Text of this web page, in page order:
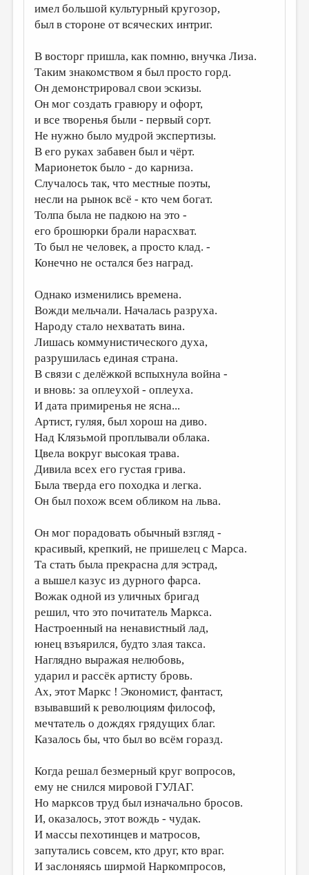
КНИЖНАЯ ПОЛКА
ОБЗОР ЛИТЕРАТУРЫ
СТРАНИЦЫ ПАМЯТИ
ОБЪЯВЛЕНИЯ
РЕДКОЛЛЕГИЯ
ОТ РЕДАКЦИИ
МАЛАЯ ПРОЗА
ЭССЕИСТИКА
ЛИТЕРАТУРОВЕДЕНИЕ
КУЛЬТУРОВЕДЕНИЕ
РЕЦЕНЗИРОВАНИЕ
ЦИКЛЫ ПУБЛИКАЦИЙ
ТРЕДИАКОВСКИЙ
МЕДИА
ВКОНТАКТЕ
имел большой культурный кругозор,
был в стороне от всяческих интриг.
В восторг пришла, как помню, внучка Лиза.
Таким знакомством я был просто горд.
Он демонстрировал свои эскизы.
Он мог создать гравюру и офорт,
и все творенья были - первый сорт.
Не нужно было мудрой экспертизы.
В его руках забавен был и чёрт.
Марионеток было - до карниза.
Случалось так, что местные поэты,
несли на рынок всё - кто чем богат.
Толпа была не падкою на это -
его брошюрки брали нарасхват.
То был не человек, а просто клад. -
Конечно не остался без наград.
Однако изменились времена.
Вожди мельчали. Началась разруха.
Народу стало нехватать вина.
Лишась коммунистического духа,
разрушилась единая страна.
В связи с делёжкой вспыхнула война -
и вновь: за оплеухой - оплеуха.
И дата примиренья не ясна...
Артист, гуляя, был хорош на диво.
Над Клязьмой проплывали облака.
Цвела вокруг высокая трава.
Дивила всех его густая грива.
Была тверда его походка и легка.
Он был похож всем обликом на льва.
Он мог порадовать обычный взгляд -
красивый, крепкий, не пришелец с Марса.
Та стать была прекрасна для эстрад,
а вышел казус из дурного фарса.
Вожак одной из уличных бригад
решил, что это почитатель Маркса.
Настроенный на ненавистный лад,
юнец взъярился, будто злая такса.
Наглядно выражая нелюбовь,
ударил и рассёк артисту бровь.
Ах, этот Маркс ! Экономист, фантаст,
взывавший к революциям философ,
мечтатель о дождях грядущих благ.
Казалось бы, что был во всём горазд.
Когда решал безмерный круг вопросов,
ему не снился мировой ГУЛАГ.
Но марксов труд был изначально бросов.
И, оказалось, этот вождь - чудак.
И массы пехотинцев и матросов,
запутались совсем, кто друг, кто враг.
И заслоняясь ширмой Наркомпросов,